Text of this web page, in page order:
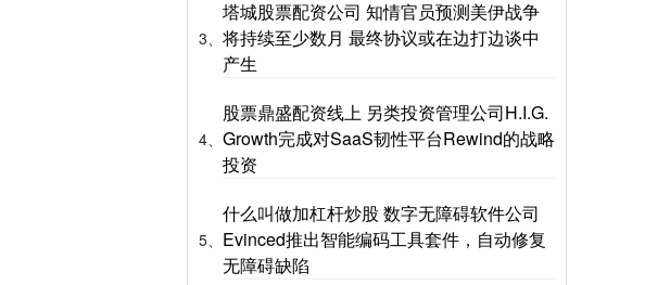
3、
塔城股票配资公司 知情官员预测美伊战争
将持续至少数月 最终协议或在边打边谈中
产生
4、
股票鼎盛配资线上 另类投资管理公司H.I.G.
Growth完成对SaaS韧性平台Rewind的战略
投资
5、
什么叫做加杠杆炒股 数字无障碍软件公司
Evinced推出智能编码工具套件，自动修复
无障碍缺陷